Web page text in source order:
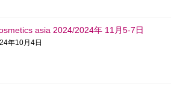
asia 2024/2024年 11月5-7日
年10月4日